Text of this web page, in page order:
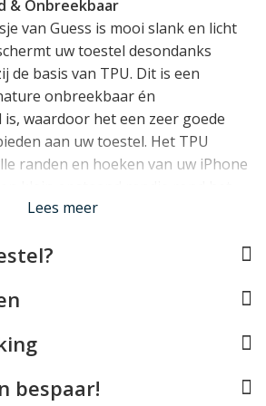
& Onbreekbaar
van Guess is mooi slank en licht
uw toestel desondanks
de basis van TPU. Dit is een
onbreekbaar én
waardoor het een zeer goede
aan uw toestel. Het TPU
randen en hoeken van uw iPhone
als gegoten. Alle knopjes
kunnen hun werk blijven doen.
met draadloos opladen of
Lees meer
bespaar!